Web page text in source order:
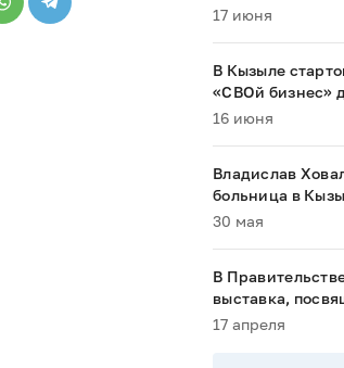
реконструкция
17 июня
В Кызыле
«СВОй бизнес»
их семей
16 июня
Владислав
больница в
пациентов в
30 мая
В
выставка,
национальным
17 апреля